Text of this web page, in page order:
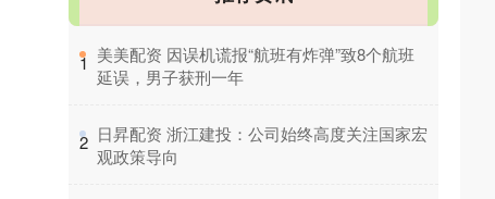
1 ​美美配资 因误机谎报“航班有炸弹”致8个航班
延误，男子获刑一年
2 ​日昇配资 浙江建投：公司始终高度关注国家宏
观政策导向